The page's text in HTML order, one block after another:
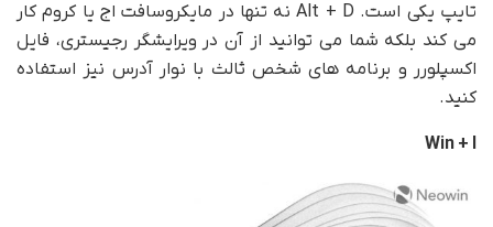
تایپ یکی است. Alt + D نه تنها در مایکروسافت اج یا کروم کار
می کند بلکه شما می توانید از آن در ویرایشگر رجیستری، فایل
اکسپلورر و برنامه های شخص ثالث با نوار آدرس نیز استفاده
کنید.
Win + I